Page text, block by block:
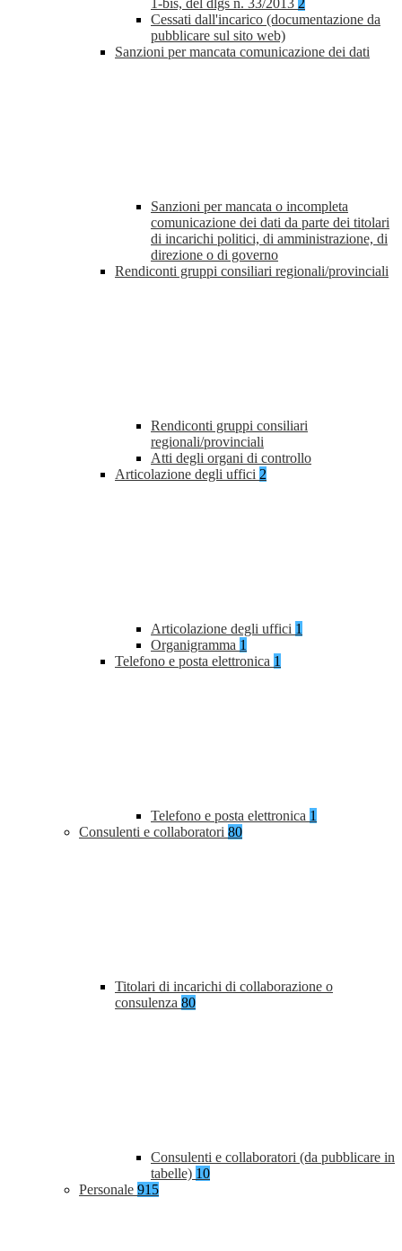
1-bis, del dlgs n. 33/2013 2
Cessati dall'incarico (documentazione da
pubblicare sul sito web)
Sanzioni per mancata comunicazione dei dati
Sanzioni per mancata o incompleta
comunicazione dei dati da parte dei titolari
di incarichi politici, di amministrazione, di
direzione o di governo
Rendiconti gruppi consiliari regionali/provinciali
Rendiconti gruppi consiliari
regionali/provinciali
Atti degli organi di controllo
Articolazione degli uffici 2
Articolazione degli uffici 1
Organigramma 1
Telefono e posta elettronica 1
Telefono e posta elettronica 1
Consulenti e collaboratori 80
Titolari di incarichi di collaborazione o
consulenza 80
Consulenti e collaboratori (da pubblicare in
tabelle) 10
Personale 915